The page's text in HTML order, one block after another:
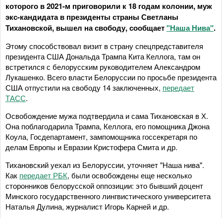
которого в 2021-м приговорили к 18 годам колонии, муж
экс-кандидата в президенты страны Светланы
Тихановской, вышел на свободу, сообщает"Наша Нива".
Этому способствовал визит в страну спецпредставителя
президента США Дональда Трампа Кита Келлога, там он
встретился с белорусским руководителем Александром
Лукашенко. Всего власти Белоруссии по просьбе президента
США отпустили на свободу 14 заключенных, передает
ТАСС.
Освобождение мужа подтвердила и сама Тихановская в Х.
Она поблагодарила Трампа, Келлога, его помощника Джона
Коула, Госдепартамент, зампомощника госсекретаря по
делам Европы и Евразии Кристофера Смита и др.
Тихановский уехал из Белоруссии, уточняет "Наша нива".
Как передает РБК, были освобождены еще несколько
сторонников белорусской оппозиции: это бывший доцент
Минского государственного лингвистического университета
Наталья Дулина, журналист Игорь Карней и др.